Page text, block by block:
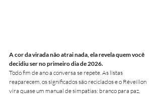
A cor da virada não atrai nada, ela revela quem você
decidiu ser no primeiro dia de 2026.
Todo fim de ano a conversa se repete. As listas
reaparecem, os significados são reciclados e o Réveillon
vira quase um manual de simpatias: branco para paz,